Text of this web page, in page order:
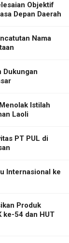
Objektif
Depan Daerah
Nama
Dukungan
Istilah
Laoli
PT PUL di
Internasional ke
Produk
ke-54 dan HUT